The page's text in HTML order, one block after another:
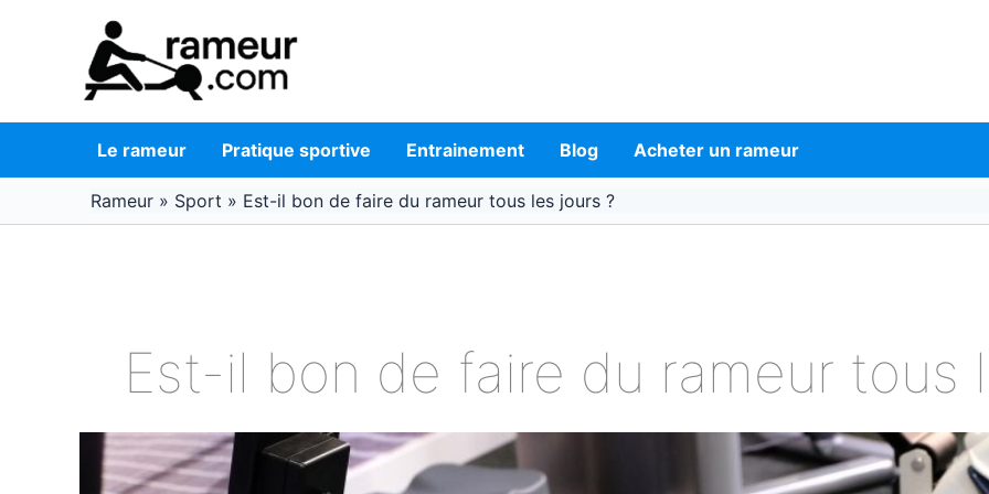
Le rameur Pratique sportive Entrainement Blog Acheter un rameur
Rameur » Sport » Est-il bon de faire du rameur tous les jours ?
Est-il bon de faire du rameur tous